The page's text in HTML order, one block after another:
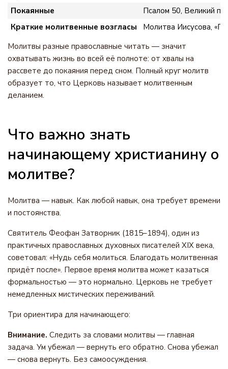
Покаянные
Псалом 50, Великий
Краткие молитвенные возгласы
Молитва Иисусова,
Молитвы разные православные читать — значит
охватывать жизнь во всей её полноте: от хвалы на
рассвете до покаяния перед сном. Полный круг молитв
образует то, что Церковь называет молитвенным
деланием.
Что важно знать
начинающему христианину о
молитве?
Молитва — навык. Как любой навык, она требует времени
и постоянства.
Святитель Феофан Затворник (1815–1894), один из
практичных православных духовных писателей XIX века,
советовал: «Нудь себя молиться. Благодать молитвенная
придёт после». Первое время молитва может казаться
формальностью — это нормально. Церковь не требует
немедленных мистических переживаний.
Три ориентира для начинающего:
Внимание. Следить за словами молитвы — главная
задача. Ум убежал — вернуть его обратно. Снова убежал
— снова вернуть. Без самоосуждения.